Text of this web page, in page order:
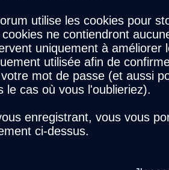
utilise les cookies pour
cookies ne contiendront
uniquement à
utilisée afin de
mot de passe (et aussi
le cas où vous l'oublieriez).
enregistrant, vous vous
ci-dessus.